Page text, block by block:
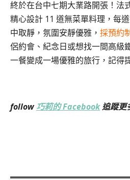
終於在台中七期大業路開張！法
精心設計 11 道無菜單料理，每
中取靜，氛圍安靜優雅， 採預約
侶約會、紀念日或想找一間高級
一餐變成一場優雅的旅行，記得
follow巧莉的 Facebook追蹤更